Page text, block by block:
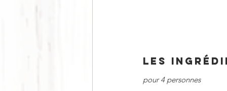
LES
pour 4 personnes